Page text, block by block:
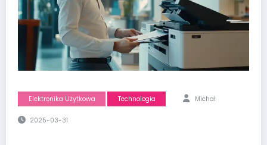
Elektronika Użytkowa Technologia Michał
2025-03-31